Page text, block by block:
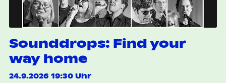
Sounddrops: Find your
way home
24.9.2026 19:30 Uhr